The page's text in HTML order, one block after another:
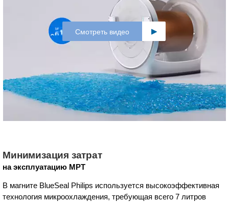
Смотреть видео
Минимизация затрат
на эксплуатацию МРТ
В магните BlueSeal Philips используется высокоэффективная
технология микроохлаждения, требующая всего 7 литров